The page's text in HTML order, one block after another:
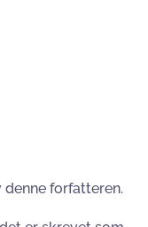
forfatteren.